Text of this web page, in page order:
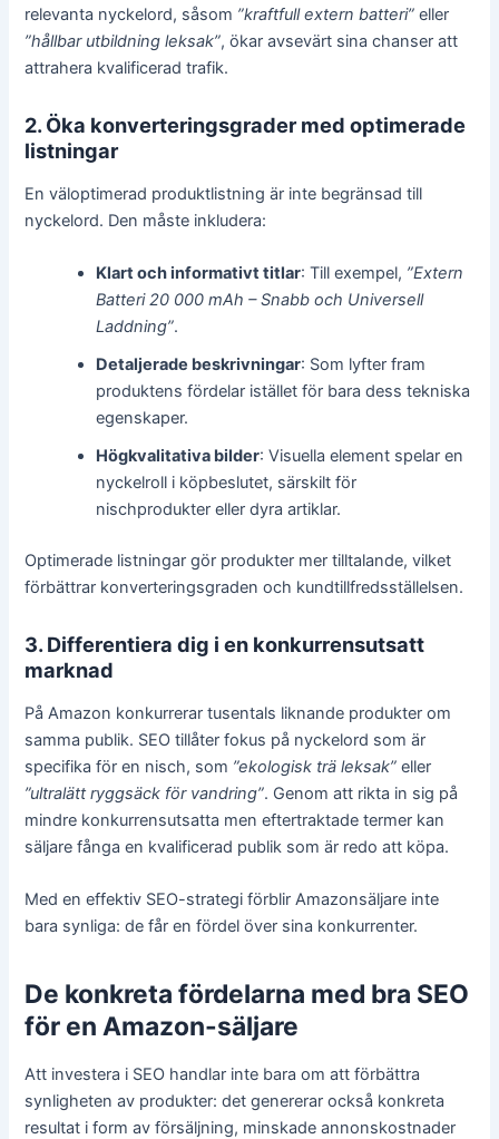
relevanta nyckelord, såsom ”kraftfull extern batteri” eller
”hållbar utbildning leksak”, ökar avsevärt sina chanser att
attrahera kvalificerad trafik.
2. Öka konverteringsgrader med optimerade
listningar
En väloptimerad produktlistning är inte begränsad till
nyckelord. Den måste inkludera:
Klart och informativt titlar: Till exempel, ”Extern
Batteri 20 000 mAh – Snabb och Universell
Laddning”.
Detaljerade beskrivningar: Som lyfter fram
produktens fördelar istället för bara dess tekniska
egenskaper.
Högkvalitativa bilder: Visuella element spelar en
nyckelroll i köpbeslutet, särskilt för
nischprodukter eller dyra artiklar.
Optimerade listningar gör produkter mer tilltalande, vilket
förbättrar konverteringsgraden och kundtillfredsställelsen.
3. Differentiera dig i en konkurrensutsatt
marknad
På Amazon konkurrerar tusentals liknande produkter om
samma publik. SEO tillåter fokus på nyckelord som är
specifika för en nisch, som ”ekologisk trä leksak” eller
”ultralätt ryggsäck för vandring”. Genom att rikta in sig på
mindre konkurrensutsatta men eftertraktade termer kan
säljare fånga en kvalificerad publik som är redo att köpa.
Med en effektiv SEO-strategi förblir Amazonsäljare inte
bara synliga: de får en fördel över sina konkurrenter.
De konkreta fördelarna med bra SEO
för en Amazon-säljare
Att investera i SEO handlar inte bara om att förbättra
synligheten av produkter: det genererar också konkreta
resultat i form av försäljning, minskade annonskostnader